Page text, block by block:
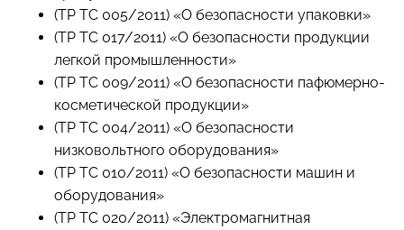
(ТР ТС 005/2011) «О безопасности упаковки»
(ТР ТС 017/2011) «О безопасности продукции
легкой промышленности»
(ТР ТС 009/2011) «О безопасности пафюмерно-
косметической продукции»
(ТР ТС 004/2011) «О безопасности
низковольтного оборудования»
(ТР ТС 010/2011) «О безопасности машин и
оборудования»
(ТР ТС 020/2011) «Электромагнитная